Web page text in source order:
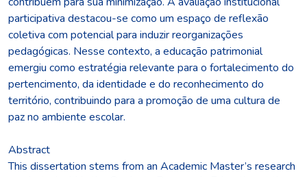
participativa destacou-se como um espaço de reflexão
coletiva com potencial para induzir reorganizações
pedagógicas. Nesse contexto, a educação patrimonial
emergiu como estratégia relevante para o fortalecimento do
pertencimento, da identidade e do reconhecimento do
território, contribuindo para a promoção de uma cultura de
paz no ambiente escolar.
Abstract
This dissertation stems from an Academic Master’s research